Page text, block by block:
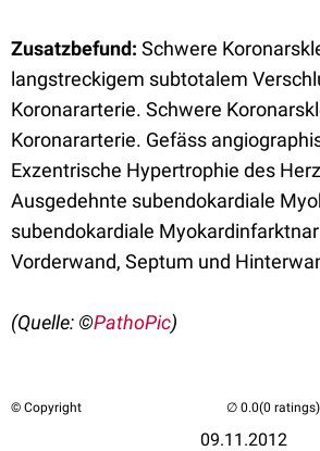
Zusatzbefund: Schwere
langstreckigem subtotalem
Koronararterie. Schwere
Koronararterie. Gefäss
Exzentrische Hypertrophie des
Ausgedehnte subendokardiale
subendokardiale
Vorderwand, Septum und
(Quelle: ©PathoPic)
© Copyright
09.11.2012
(0 ratings)